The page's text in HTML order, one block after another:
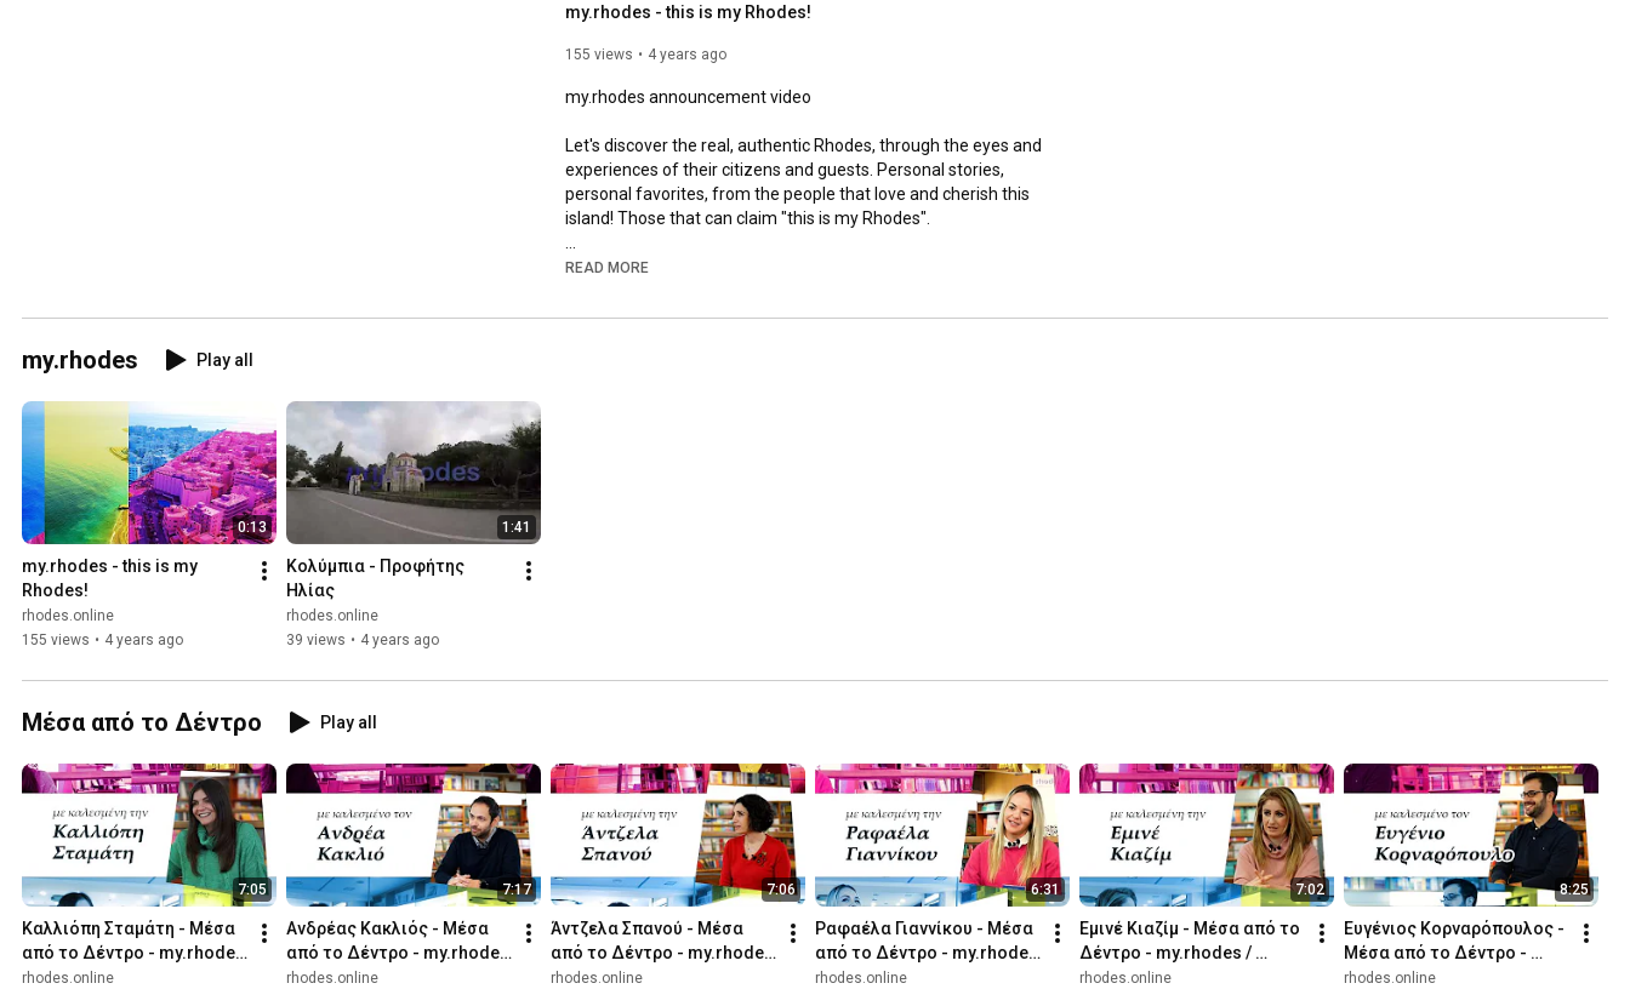
my.rhodes - this is my Rhodes!
155 views 4 years ago
my.rhodes announcement video
Let's discover the real, authentic Rhodes, through the eyes and
experiences of their citizens and guests. Personal stories,
personal favorites, from the people that love and cherish this
island! Those that can claim "this is my Rhodes".
Video by Michael G. Kavuklis - mgk.advertising
A warm thank you to Christos Mpoke for contributing with his
READ MORE
my.rhodes Play all
0:13
my.rhodes - this is my
Rhodes!
rhodes.online
155 views • 4 years ago
1:41
Κολύμπια - Προφήτης
Ηλίας
rhodes.online
39 views • 4 years ago
Μέσα από το Δέντρο Play all
7:05
Καλλιόπη Σταμάτη - Μέσα
από το Δέντρο - my.rhodes
/ rhodes.online
rhodes.online
7:17
Ανδρέας Κακλιός - Μέσα
από το Δέντρο - my.rhodes
/ rhodes.online
rhodes.online
7:06
Άντζελα Σπανού - Μέσα
από το Δέντρο - my.rhodes
/ rhodes.online
rhodes.online
6:31
Ραφαέλα Γιαννίκου - Μέσα
από το Δέντρο - my.rhodes
/ rhodes.online
rhodes.online
7:02
Εμινέ Κιαζίμ - Μέσα από το
Δέντρο - my.rhodes /
rhodes.online
rhodes.online
8:25
Ευγένιος Κορναρόπουλος -
Μέσα από το Δέντρο -
my.rhodes / rhodes.online
rhodes.online